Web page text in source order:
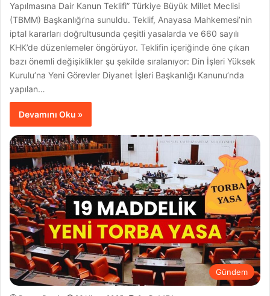
Yapılmasına Dair Kanun Teklifi” Türkiye Büyük Millet Meclisi
(TBMM) Başkanlığı’na sunuldu. Teklif, Anayasa Mahkemesi’nin
iptal kararları doğrultusunda çeşitli yasalarda ve 660 sayılı
KHK’de düzenlemeler öngörüyor. Teklifin içeriğinde öne çıkan
bazı önemli değişiklikler şu şekilde sıralanıyor: Din İşleri Yüksek
Kurulu’na Yeni Görevler Diyanet İşleri Başkanlığı Kanunu’nda
yapılan…
Devamını Oku »
Gündem